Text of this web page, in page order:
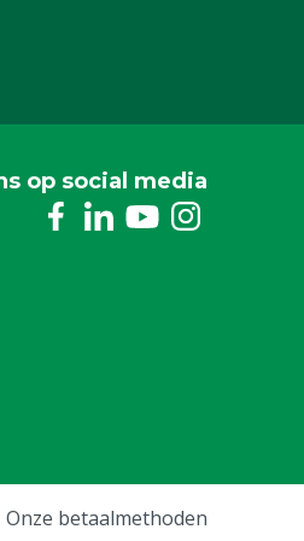
op social media
Onze betaalmethoden